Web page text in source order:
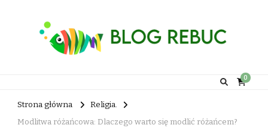
0
Strona główna
Religia.
Modlitwa różańcowa: Dlaczego warto się modlić różańcem?